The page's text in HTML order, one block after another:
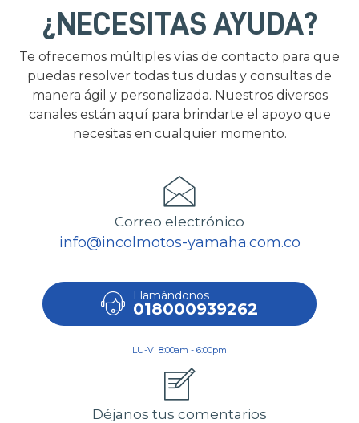
¿NECESITAS AYUDA?
Te ofrecemos múltiples vías de contacto para que
puedas resolver todas tus dudas y consultas de
manera ágil y personalizada. Nuestros diversos
canales están aquí para brindarte el apoyo que
necesitas en cualquier momento.
Correo electrónico
info@incolmotos-yamaha.com.co
Llamándonos
018000939262
LU-VI 8:00am - 6:00pm
Déjanos tus comentarios